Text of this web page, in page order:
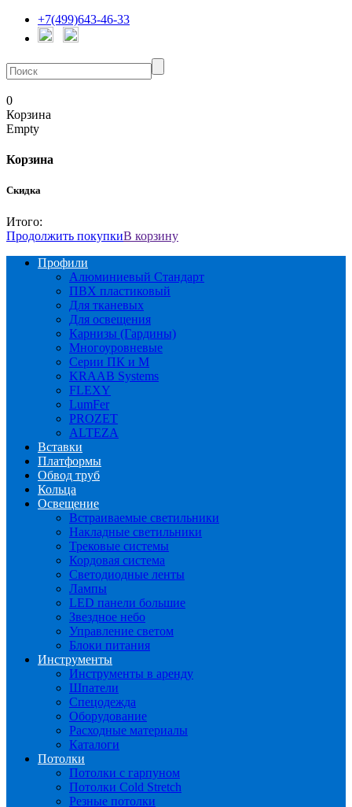
+7(499)643-46-33
0
Корзина
Empty
Корзина
Скидка
Итого:
Продолжить покупкиВ корзину
Профили
Алюминиевый Стандарт
ПВХ пластиковый
Для тканевых
Для освещения
Карнизы (Гардины)
Многоуровневые
Серии ПК и М
KRAAB Systems
FLEXY
LumFer
PROZET
ALTEZA
Вставки
Платформы
Обвод труб
Кольца
Освещение
Встраиваемые светильники
Накладные светильники
Трековые системы
Кордовая система
Светодиодные ленты
Лампы
LED панели большие
Звездное небо
Управление светом
Блоки питания
Инструменты
Инструменты в аренду
Шпатели
Спецодежда
Оборудование
Расходные материалы
Каталоги
Потолки
Потолки с гарпуном
Потолки Cold Stretch
Резные потолки